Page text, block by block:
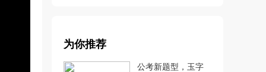
法的...
为你推荐
公考新题型，玉字